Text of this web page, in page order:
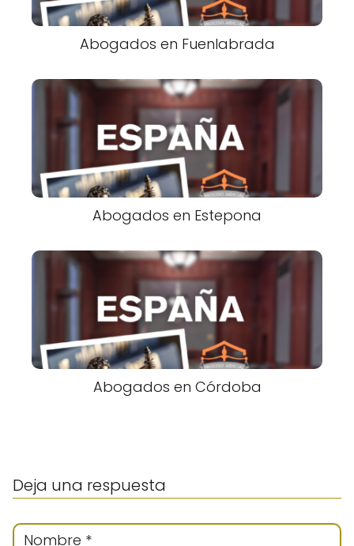
Abogados en Fuenlabrada
Abogados en Estepona
Abogados en Córdoba
Deja una respuesta